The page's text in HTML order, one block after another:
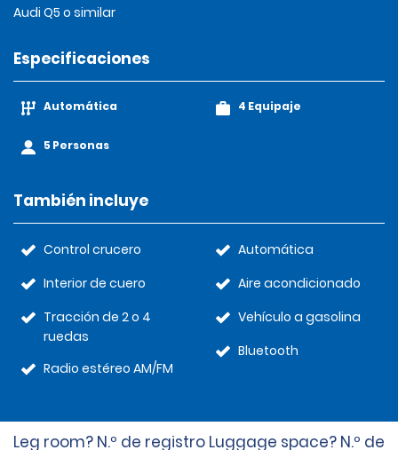
Audi Q5 o similar
Especificaciones
Automática
5 Personas
4 Equipaje
También incluye
Control crucero
Interior de cuero
Tracción de 2 o 4
ruedas
Radio estéreo AM/FM
Automática
Aire acondicionado
Vehículo a gasolina
Bluetooth
Leg room? N.º de registro Luggage space? N.º de